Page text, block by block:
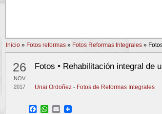
Inicio » Fotos reformas » Fotos Reformas Integrales »
26
NOV
2017
Fotos • Rehabilitación integral de
Unai Ordoñez - Fotos de Reformas Integrales
Facebook
WhatsApp
Email